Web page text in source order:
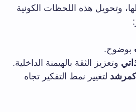
وتحويل هذه اللحظات الكونية
بوضوح.
وتعزيز الثقة بالهيمنة الداخلية.
كمرشد لتغيير نمط التفكير تجاه